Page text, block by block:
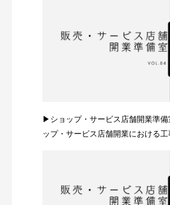
▶ショップ・サービス店舗開業準備
ップ・サービス店舗開業における工